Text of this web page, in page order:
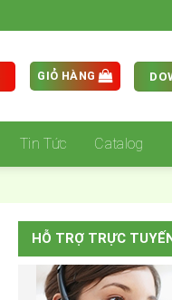
GIỎ HÀNG
Tin Tức Catalog
HỖ TRỢ TRỰC